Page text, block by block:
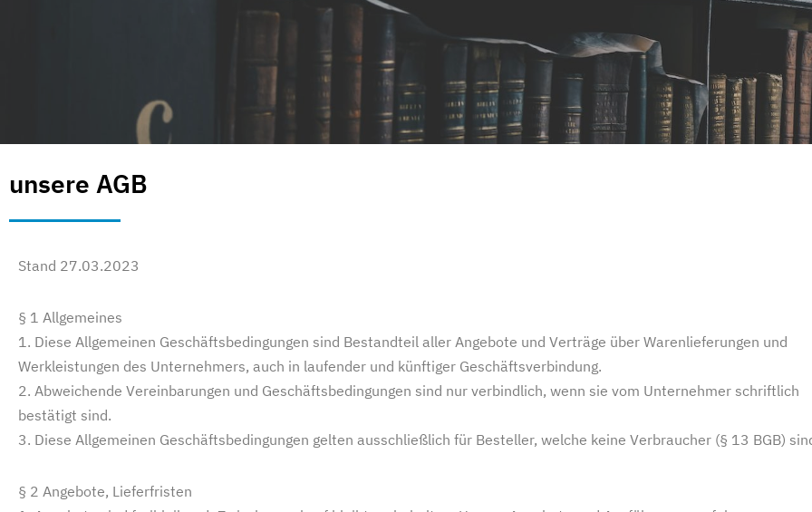
unsere AGB
Stand 27.03.2023
§ 1 Allgemeines
1. Diese Allgemeinen Geschäftsbedingungen sind Bestandteil aller Angebote und Verträge über Warenlieferungen und
Werkleistungen des Unternehmers, auch in laufender und künftiger Geschäftsverbindung.
2. Abweichende Vereinbarungen und Geschäftsbedingungen sind nur verbindlich, wenn sie vom Unternehmer schriftlich
bestätigt sind.
3. Diese Allgemeinen Geschäftsbedingungen gelten ausschließlich für Besteller, welche keine Verbraucher (§ 13 BGB)
§ 2 Angebote, Lieferfristen